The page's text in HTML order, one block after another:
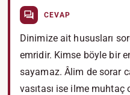
CEVAP
Dinimize ait hususları
emridir. Kimse böyle bir
sayamaz. Âlim de sorar
vasıtası ise ilme